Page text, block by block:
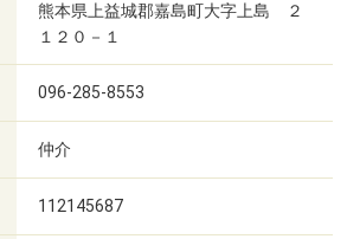
熊本県上益城郡嘉島町大字上島 ２
１２０－１
096-285-8553
仲介
112145687